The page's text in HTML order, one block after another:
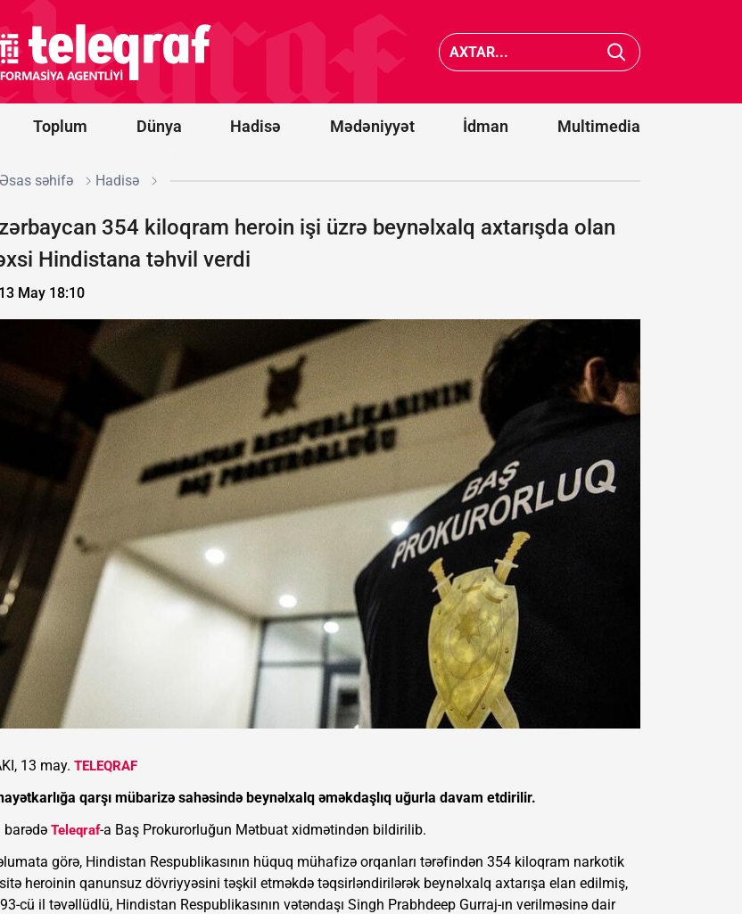
Toplum Dünya Hadisə Mədəniyyət İdman Multimedia
saatlıq
PKK
bağlı
təsdiqləndi
Xocavənddə
traktor
düşdü
səhifə Hadisə
354 kiloqram heroin işi üzrə beynəlxalq axtarışda olan
Hindistana təhvil verdi
13 May 18:10
13 may. TELEQRAF
qarşı mübarizə sahəsində beynəlxalq əməkdaşlıq uğurla davam etdirilir.
barədə Teleqraf-a Baş Prokurorluğun Mətbuat xidmətindən bildirilib.
görə, Hindistan Respublikasının hüquq mühafizə orqanları tərəfindən 354 kiloqram narkotik
heroinin qanunsuz dövriyyəsini təşkil etməkdə təqsirləndirilərək beynəlxalq axtarışa elan edilmiş,
cü il təvəllüdlü, Hindistan Respublikasının vətəndaşı Singh Prabhdeep Gurraj-ın verilməsinə dair